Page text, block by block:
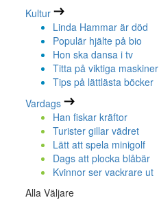
Kultur
Linda Hammar är död
Populär hjälte på bio
Hon ska dansa i tv
Titta på viktiga maskiner
Tips på lättlästa böcker
Vardags
Han fiskar kräftor
Turister gillar vädret
Lätt att spela minigolf
Dags att plocka blåbär
Kvinnor ser vackrare ut
Alla Väljare